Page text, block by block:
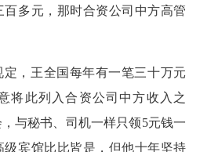
多元，那时合资公司中方高管
，王全国每年有一笔三十万元
将此列入合资公司中方收入之
与秘书、司机一样只领5元钱一
宾馆比比皆是，但他十年坚持